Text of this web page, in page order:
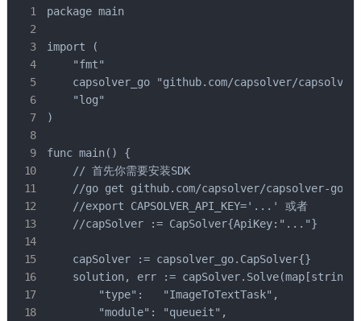
package main
import (
    "fmt"
capsolver_go "github.com/capsolver/
    "log"
)
func main() {
    // 首先你需要安装SDK
    //go get github.com/capsolver/capsolver-go
    //export CAPSOLVER_API_KEY='...' 或者
    //capSolver := CapSolver{ApiKey:"..."}
    capSolver := capsolver_go.CapSolver{}
solution, err :=
        "type":   "ImageToTextTask",
        "module": "queueit",